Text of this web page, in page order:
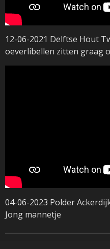
12-06-2021 Delftse Hout
oeverlibellen zitten graag
04-06-2023 Polder
Jong mannetje